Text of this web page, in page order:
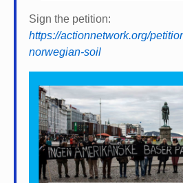
Sign the petition:
https://actionnetwork.org/
norwegian-soil